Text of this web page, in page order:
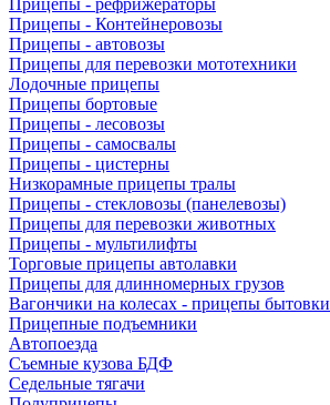
Прицепы - Контейнеровозы
Прицепы - автовозы
Прицепы для перевозки мототехники
Лодочные прицепы
Прицепы бортовые
Прицепы - лесовозы
Прицепы - самосвалы
Прицепы - цистерны
Низкорамные прицепы тралы
Прицепы - стекловозы (панелевозы)
Прицепы для перевозки животных
Прицепы - мультилифты
Торговые прицепы автолавки
Прицепы для длинномерных грузов
Вагончики на колесах - прицепы бытовки
Прицепные подъемники
Автопоезда
Съемные кузова БДФ
Седельные тягачи